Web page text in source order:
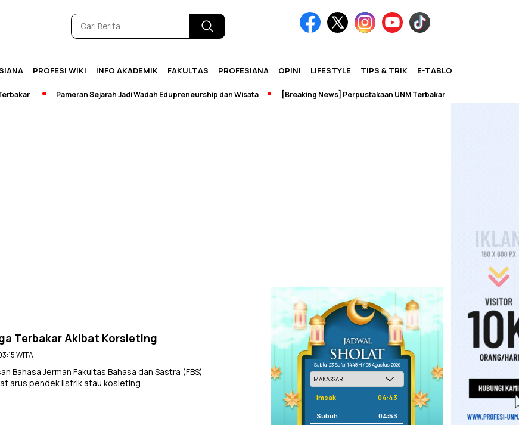
PROFESI WIKI INFO AKADEMIK FAKULTAS PROFESIANA OPINI LIFESTYLE TIPS & TRIK E-TABLOID
Pameran Sejarah Jadi Wadah Edupreneurship dan Wisata [Breaking News] Perpustakaan UNM Terbakar
Terbakar Akibat Korsleting
WITA
Bahasa Jerman Fakultas Bahasa dan Sastra (FBS)
arus pendek listrik atau kosleting….
Sabtu, 23 Safar 1448 H / 08 Agustus 2026
Imsak 04:43
Subuh 04:53